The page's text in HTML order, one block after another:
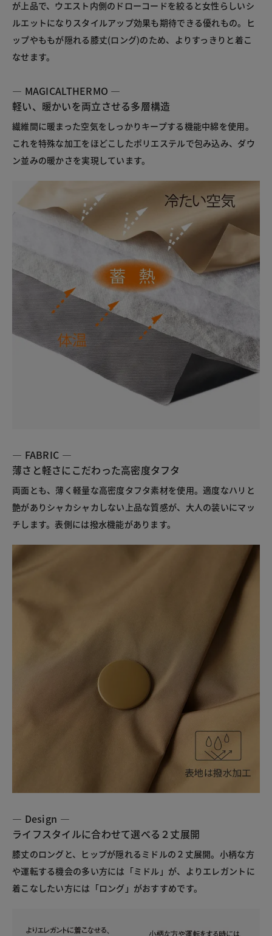
が上品で、ウエスト内側のドローコードを絞ると女性らしいシ
ルエットになりスタイルアップ効果も期待できる優れもの。ヒ
ップやももが隠れる膝丈(ロング)のため、よりすっきりと着こ
なせます。
― MAGICALTHERMO ―
軽い、暖かいを両立させる多層構造
繊維間に暖まった空気をしっかりキープする機能中綿を使用。
これを特殊な加工をほどこしたポリエステルで包み込み、ダウ
ン並みの暖かさを実現しています。
― FABRIC ―
薄さと軽さにこだわった高密度タフタ
両面とも、薄く軽量な高密度タフタ素材を使用。適度なハリと
艶がありシャカシャカしない上品な質感が、大人の装いにマッ
チします。表側には撥水機能があります。
― Design ―
ライフスタイルに合わせて選べる２丈展開
膝丈のロングと、ヒップが隠れるミドルの２丈展開。小柄な方
や運転する機会の多い方には「ミドル」が、よりエレガントに
着こなしたい方には「ロング」がおすすめです。